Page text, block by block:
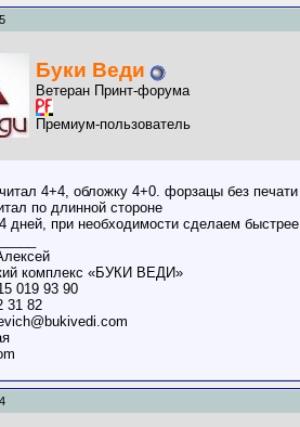
Буки Веди
Ветеран Принт-форума
Премиум-пользователь
4+4, обложку 4+0. форзацы без печати
по длинной стороне
дней, при необходимости сделаем быстрее
комплекс «БУКИ ВЕДИ»
019 93 90
31 82